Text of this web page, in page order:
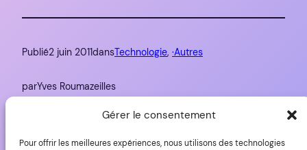
Gérer le consentement
Pour offrir les meilleures expériences, nous utilisons des technologies
Publié2 juin 2011dansTechnologie, ·Autres
parYves Roumazeilles
nuage, wordle, YLovePhoto